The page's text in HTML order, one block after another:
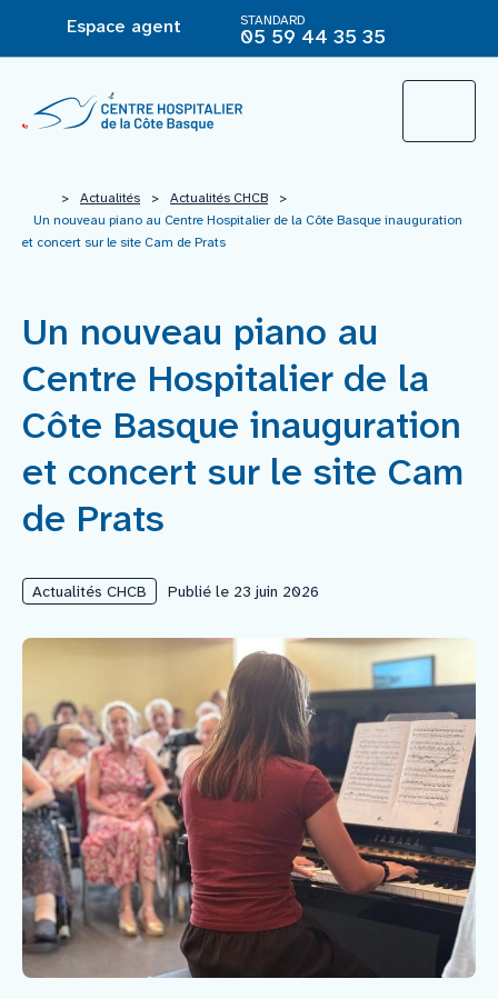
Espace agent STANDARD
05 59 44 35 35
L’Hôpital
Offre de soins
Agir pour ma santé
Vous êtes
Espace agent
Faire un don
Contact
> Actualités > Actualités CHCB
>
Un nouveau piano au Centre Hospitalier de la Côte Basque inauguration
et concert sur le site Cam de Prats
Un nouveau piano au
Centre Hospitalier de la
Côte Basque inauguration
et concert sur le site Cam
de Prats
Actualités CHCB Publié le 23 juin 2026